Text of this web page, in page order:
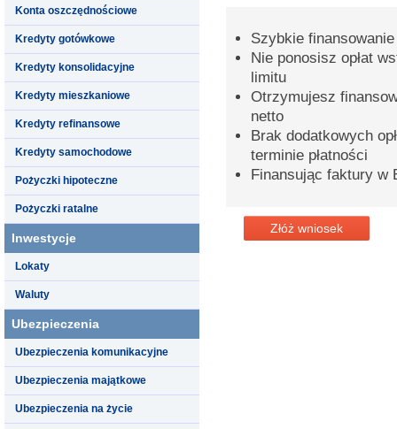
Konta oszczędnościowe
Kredyty gotówkowe
Kredyty konsolidacyjne
Kredyty mieszkaniowe
Kredyty refinansowe
Kredyty samochodowe
Pożyczki hipoteczne
Pożyczki ratalne
Inwestycje
Lokaty
Waluty
Ubezpieczenia
Ubezpieczenia komunikacyjne
Ubezpieczenia majątkowe
Ubezpieczenia na życie
Szybkie
Nie ponosisz opłat
limitu
Otrzymujesz
netto
Brak dodatkowych
terminie płatności
Finansując faktury w
Złóż wniosek